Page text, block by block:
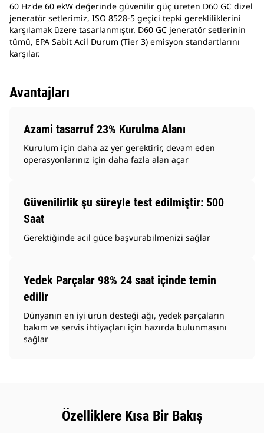
60 Hz'de 60 ekW değerinde güvenilir güç üreten D60 GC dizel
jeneratör setlerimiz, ISO 8528-5 geçici tepki gerekliliklerini
karşılamak üzere tasarlanmıştır. D60 GC jeneratör setlerinin
tümü, EPA Sabit Acil Durum (Tier 3) emisyon standartlarını
karşılar.
Avantajları
Azami tasarruf 23% Kurulma Alanı
Kurulum için daha az yer gerektirir, devam eden
operasyonlarınız için daha fazla alan açar
Güvenilirlik şu süreyle test edilmiştir: 500
Saat
Gerektiğinde acil güce başvurabilmenizi sağlar
Yedek Parçalar 98% 24 saat içinde temin
edilir
Dünyanın en iyi ürün desteği ağı, yedek parçaların
bakım ve servis ihtiyaçları için hazırda bulunmasını
sağlar
Özelliklere Kısa Bir Bakış